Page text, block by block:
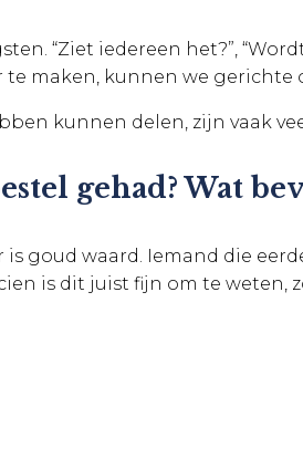
“Ziet iedereen het?”,
te maken, kunnen we gerichte
kunnen delen, zijn vaak
gehad? Wat
is goud waard. Iemand die
is dit juist fijn om te weten,